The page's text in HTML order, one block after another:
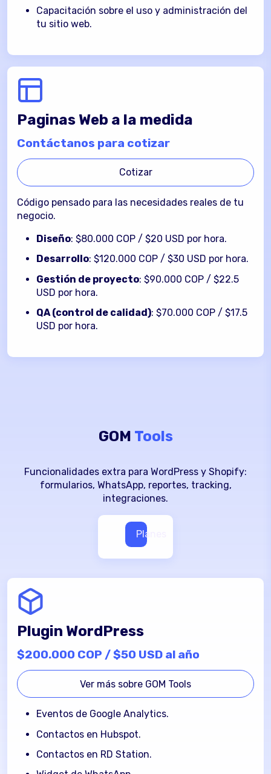
Subida inicial de productos a tu tienda:
primeros 20 productos.
Capacitación sobre el uso y administración del
tu sitio web.
Paginas Web a la medida
Contáctanos para cotizar
Cotizar
Código pensado para las necesidades reales de tu
negocio.
Diseño: $80.000 COP / $20 USD por hora.
Desarrollo: $120.000 COP / $30 USD por hora.
Gestión de proyecto: $90.000 COP / $22.5
USD por hora.
QA (control de calidad): $70.000 COP / $17.5
USD por hora.
GOM Tools
Funcionalidades extra para WordPress y Shopify:
formularios, WhatsApp, reportes, tracking,
integraciones.
Planes
Plugin WordPress
$200.000 COP / $50 USD al año
Ver más sobre GOM Tools
Eventos de Google Analytics.
Contactos en Hubspot.
Contactos en RD Station.